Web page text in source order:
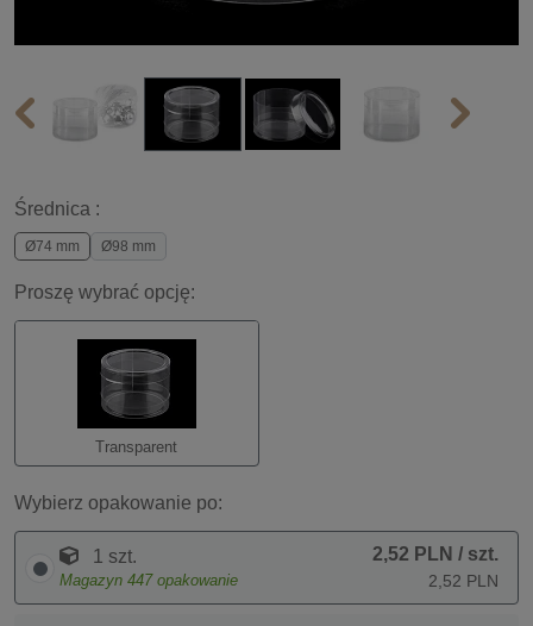
Średnica :
Ø74 mm Ø98 mm
Proszę wybrać opcję:
Transparent
Wybierz opakowanie po:
1 szt.
Magazyn 447 opakowanie
2,52 PLN / szt.
2,52 PLN